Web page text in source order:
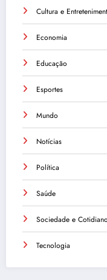
Cultura e
Economia
Educação
Esportes
Mundo
Notícias
Política
Saúde
Sociedade e Cotidiano
Tecnologia